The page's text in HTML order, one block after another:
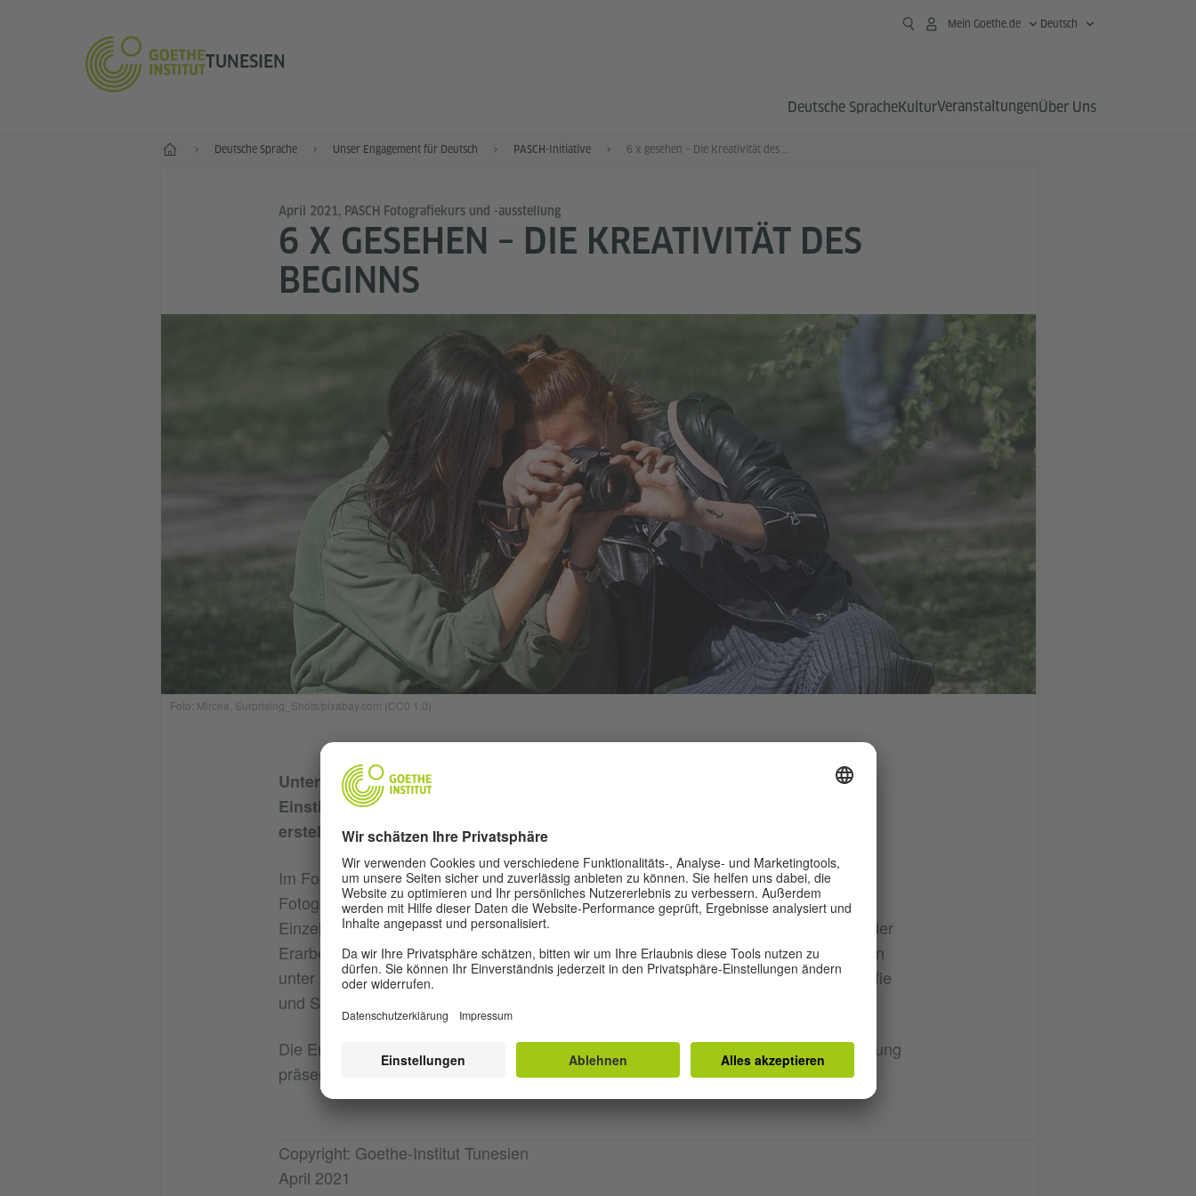
TUNESIEN
Mein Goethe.de Deutsch
Deutsche SpracheKulturVeranstaltungenÜber Uns
Start Deutsche Sprache Unser Engagement für Deutsch PASCH-Initiative 6 x gesehen – Die Kreativität des Beginns
April 2021, PASCH Fotografiekurs und -ausstellung
6 X GESEHEN – DIE KREATIVITÄT DES
BEGINNS
Foto: Mircea, Surprising_Shots/pixabay.com (CC0 1.0)
Unter der Leitung von Enrique Muñoz García erhielten die Schüler:innen einen
Einstieg in die Portraitfotografie und lernten, wie man konzeptuelle Fotoserien
erstellt.
Im Fokus dieses Workshop stand der Mensch und zugleich der Prozess des
Fotografierens des Menschen. Der Kurs basierte einerseits auf der Realisierung von
Einzelporträts, die von den Schüler:innen geschaffen wurden, und andererseits auf der
Erarbeitung und Erstellung einer konzeptuellen Fotoserie. Weitere Kursthemen waren
unter anderen Bildbearbeitung, konzeptuelle Fotografie, Selbstporträt, Werbefotografie
und Studio-Fotografie.
Die Ergebnisse wurden vom 30. April bis 31. Juli 2021 in einer virtuellen 3D-Ausstellung
präsentiert.
Copyright: Goethe-Institut Tunesien
April 2021